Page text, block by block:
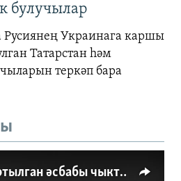
булучылар
Русиянең Украинага каршы
Татарстан һәм
теркәп бара
Азатлыкның яңартылган әсбабы чыкты